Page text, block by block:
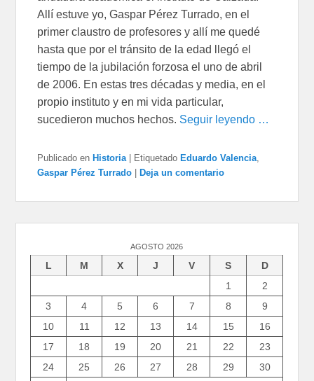
Allí estuve yo, Gaspar Pérez Turrado, en el
primer claustro de profesores y allí me quedé
hasta que por el tránsito de la edad llegó el
tiempo de la jubilación forzosa el uno de abril
de 2006. En estas tres décadas y media, en el
propio instituto y en mi vida particular,
sucedieron muchos hechos. Seguir leyendo …
Publicado en Historia Etiquetado Eduardo Valencia,
Gaspar Pérez Turrado
Deja un comentario
AGOSTO 2026
L M X J V S
D
1
2
3
4 5 6 7 8
9
10
11 12 13 14 15
16
17
18 19 20 21 22
23
24
25 26 27 28 29
30